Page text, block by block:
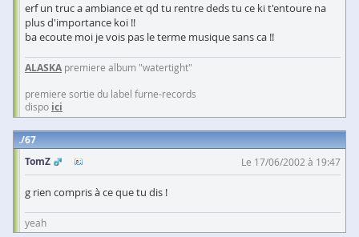
erf un truc a ambiance et qd tu rentre deds tu ce ki t'entoure na
plus d'importance koi !!
ba ecoute moi je vois pas le terme musique sans ca !!
ALASKA premiere album "watertight"
premiere sortie du label furne-records
dispo ici
67
TomZ
Le 17/06/2002 à 19:47
g rien compris à ce que tu dis !
yeah